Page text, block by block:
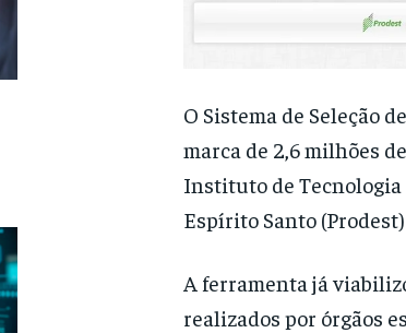
O Sistema de Seleção
marca de 2,6 milhões
Instituto de Tecnologia
Espírito Santo (Prodest)
A ferramenta já
realizados por órgãos